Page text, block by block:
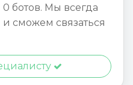
ботов. Мы всегда
сможем связаться